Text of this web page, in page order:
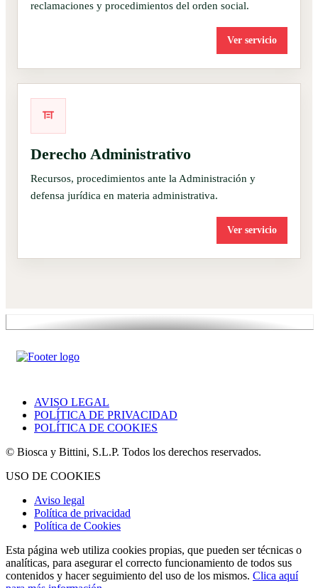
reclamaciones y procedimientos del orden social.
Ver servicio
Derecho Administrativo
Recursos, procedimientos ante la Administración y
defensa jurídica en materia administrativa.
Ver servicio
AVISO LEGAL
POLÍTICA DE PRIVACIDAD
POLÍTICA DE COOKIES
© Biosca y Bittini, S.L.P. Todos los derechos reservados.
USO DE COOKIES
Aviso legal
Política de privacidad
Política de Cookies
Esta página web utiliza cookies propias, que pueden ser técnicas o
analíticas, para asegurar el correcto funcionamiento de todos sus
contenidos y hacer seguimiento del uso de los mismos. Clica aquí